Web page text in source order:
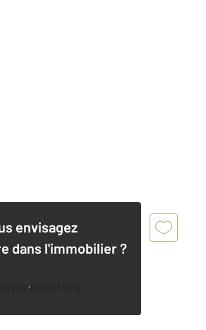
envisagez
dans l'immobilier ?
nos offres